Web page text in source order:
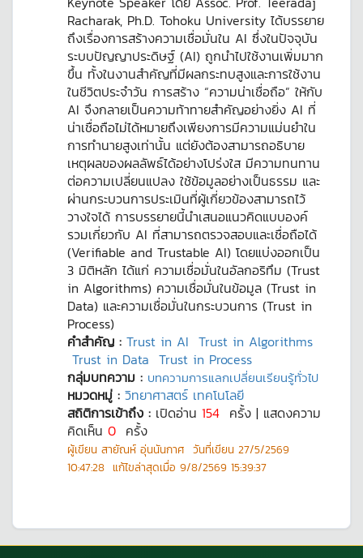
Racharak, Ph.D. Tohoku University ได้บรรยาย
ถึงเรื่องการสร้างความเชื่อมั่นใน AI ซึ่งในปัจจุบัน
ระบบปัญญาประดิษฐ์ (AI) ถูกนำไปใช้งานเพิ่มมาก
ขึ้น ทั้งในงานสำคัญที่มีผลกระทบสูงและการใช้งาน
ในชีวิตประจำวัน การสร้าง “ความน่าเชื่อถือ” ให้กับ
AI จึงกลายเป็นความท้าทายสำคัญอย่างยิ่ง AI ที่
น่าเชื่อถือไม่ได้หมายถึงเพียงการมีความแม่นยำใน
การทำนายสูงเท่านั้น แต่ยังต้องสามารถอธิบาย
เหตุผลของผลลัพธ์ได้อย่างโปร่งใส มีความทนทาน
ต่อความเปลี่ยนแปลง ใช้ข้อมูลอย่างเป็นธรรม และ
ผ่านกระบวนการประเมินที่ผู้เกี่ยวข้องสามารถไว้
วางใจได้ การบรรยายนี้นำเสนอแนวคิดแบบองค์
รวมเกี่ยวกับ AI ที่สามารถตรวจสอบและเชื่อถือได้
(Verifiable and Trustable AI) โดยแบ่งออกเป็น
3 มิติหลัก ได้แก่ ความเชื่อมั่นในอัลกอริทึม (Trust
in Algorithms) ความเชื่อมั่นในข้อมูล (Trust in
Data) และความเชื่อมั่นในกระบวนการ (Trust in
Process)
คำสำคัญ : Trust in AI Trust in Algorithms
Trust in Data Trust in Process
กลุ่มบทความ : บทความการแลกเปลี่ยนเรียนรู้ทั่วไป
หมวดหมู่ : วิทยาศาสตร์ เทคโนโลยี
สถิติการเข้าถึง : เปิดอ่าน 154 ครั้ง | แสดงความ
คิดเห็น 0 ครั้ง
ผู้เขียน สายัณห์ อุ่นนันกาศ วันที่เขียน 27/5/2569
10:47:28 แก้ไขล่าสุดเมื่อ 9/8/2569 15:39:37